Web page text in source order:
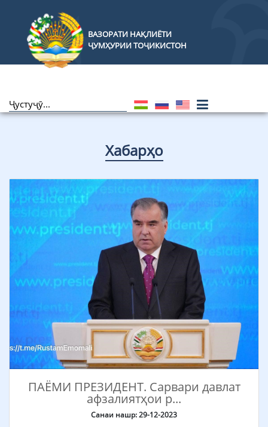
ВАЗОРАТИ НАҚЛИЁТИ
ҶУМҲУРИИ ТОҶИКИСТОН
Хабарҳо
ПАЁМИ ПРЕЗИДЕНТ. Сарвари давлат
афзалиятҳои р...
Санаи нашр: 29-12-2023